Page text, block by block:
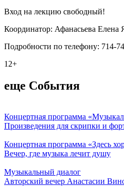
Вход на лекцию свободный!
Координатор: Афанасьева Елена
Подробности по телефону: 714-
12+
еще События
Концертная программа
Произведения для скрипки и
Концертная программа «Здесь
Вечер, где музыка лечит душу
Музыкальный диалог
Авторский вечер Анастасии